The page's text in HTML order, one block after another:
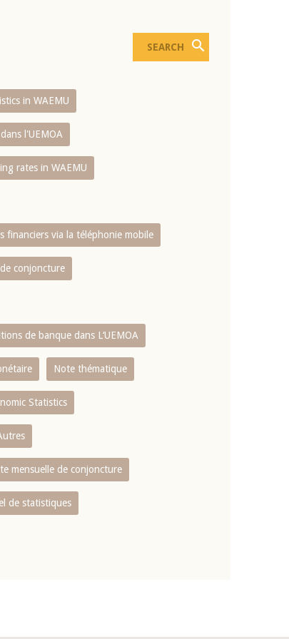
in WAEMU
l'UEMOA
rates in WAEMU
financiers via la téléphonie mobile
conjoncture
de banque dans L‘UEMOA
Note thématique
Statistics
mensuelle de conjoncture
de statistiques